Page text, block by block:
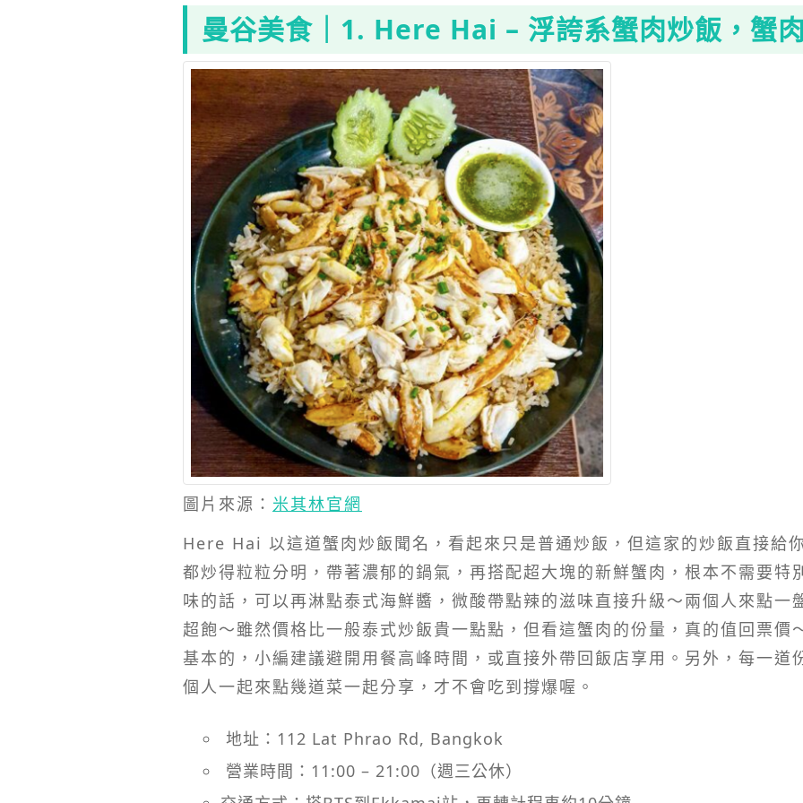
曼谷美食｜1. Here Hai – 浮誇系蟹肉炒飯，蟹
圖片來源： 米其林官網
Here Hai 以這道蟹肉炒飯聞名，看起來只是普通炒飯，但這家的炒飯直接給
都炒得粒粒分明，帶著濃郁的鍋氣，再搭配超大塊的新鮮蟹肉，根本不需要特
味的話，可以再淋點泰式海鮮醬，微酸帶點辣的滋味直接升級～兩個人來點一
超飽～雖然價格比一般泰式炒飯貴一點點，但看這蟹肉的份量，真的值回票價
基本的，小編建議避開用餐高峰時間，或直接外帶回飯店享用。另外，每一道
個人一起來點幾道菜一起分享，才不會吃到撐爆喔。
地址：112 Lat Phrao Rd, Bangkok
營業時間：11:00 – 21:00（週三公休）